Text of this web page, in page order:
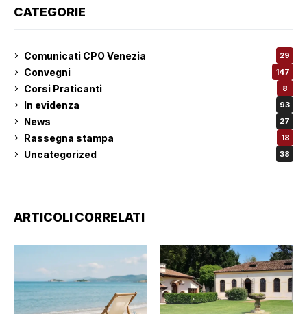
CATEGORIE
Comunicati CPO Venezia 29
Convegni 147
Corsi Praticanti 8
In evidenza 93
News 27
Rassegna stampa 18
Uncategorized 38
ARTICOLI CORRELATI